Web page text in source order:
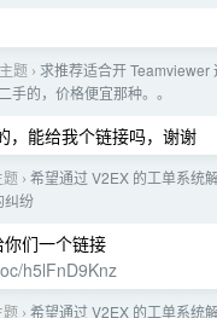
题 › 求推荐适合开 Teamviewer
手的，价格便宜那种。。
，能给我个链接吗，谢谢
题 › 希望通过 V2EX 的工单系统
纠纷
们一个链接
h5lFnD9Knz
题 › 希望通过 V2EX 的工单系统